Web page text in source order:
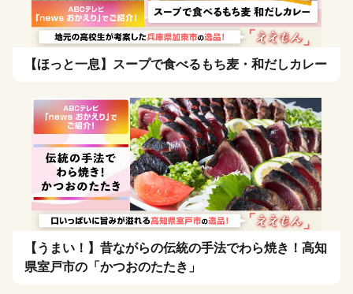
【ほっと一息】スープで食べるもち麦・和だしカレー
【うまい！】昔ながらの伝統の手法でわら焼き！高知
県室戸市の「かつおのたたき」